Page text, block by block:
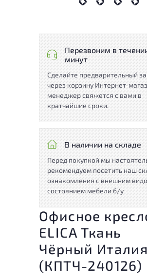
Перезвоним в
минут
Сделайте предварительный
через корзину Интернет-
менеджер свяжется с вами в
кратчайшие сроки.
В наличии на складе
Перед покупкой мы
рекомендуем посетить наш
ознакомления с внешним
состоянием мебели б/у
Офисное
ELICA Ткань
Чёрный Италия
(КПТЧ-240126)